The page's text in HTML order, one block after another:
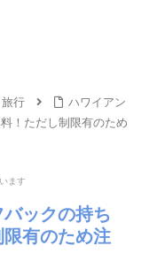
行
ハワイアン
！ただし制限有のため
ます
ックの持ち
有のため注